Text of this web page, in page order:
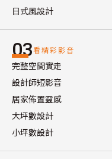
日式風設計
03看精彩影音
完整空間實走
設計師短影音
居家佈置靈感
大坪數設計
小坪數設計